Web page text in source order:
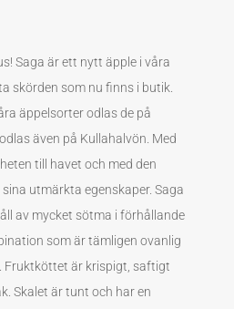
Saga är ett nytt äpple i våra
skörden som nu finns i butik.
äppelsorter odlas de på
även på Kullahalvön. Med
till havet och med den
utmärkta egenskaper. Saga
av mycket sötma i förhållande
som är tämligen ovanlig
Fruktköttet är krispigt, saftigt
Skalet är tunt och har en